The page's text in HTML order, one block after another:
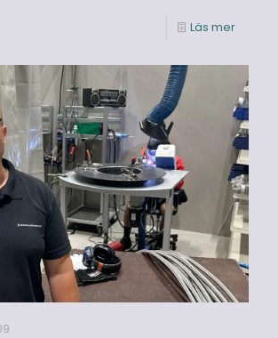
Läs mer